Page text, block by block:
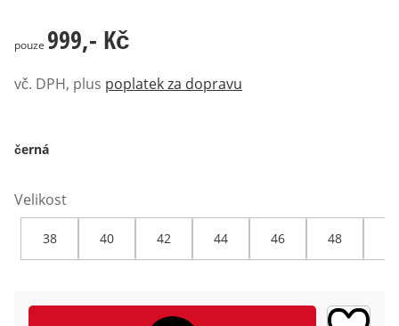
999,- Kč
pouze 999,- Kč
vč. DPH, plus poplatek za dopravu
černá
Velikost
38 40 42 44 46 48